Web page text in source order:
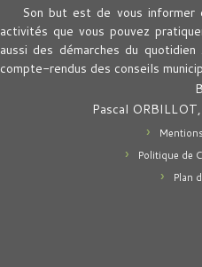
Son but est de vous informer
activités que vous pouvez
aussi des démarches du
compte-rendus des conseils
Bonne
Pascal ORBILLOT,
Politique de
Plan